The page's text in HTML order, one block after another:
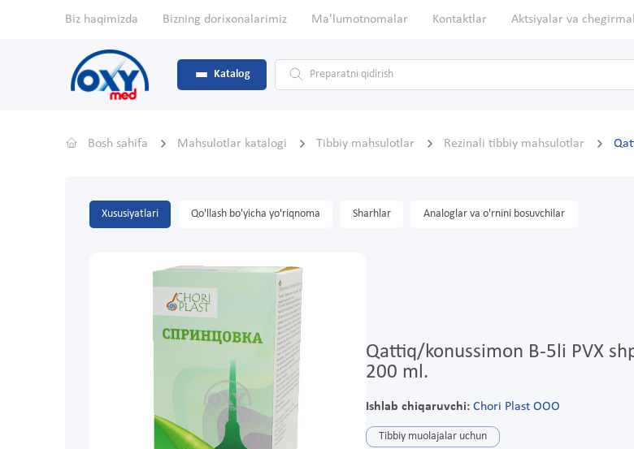
Biz haqimizda Bizning dorixonalarimiz Ma'lumotnomalar Kontaktlar Aktsiyalar va
Katalog
Bosh sahifa Mahsulotlar katalogi Tibbiy mahsulotlar Rezinali tibbiy mahsulotlar
Xususiyatlari Qo'llash bo'yicha yo'riqnoma Sharhlar Analoglar va o'rnini bosuvchilar
Qattiq/konussimon B-5li PVX
200 ml.
Ishlab chiqaruvchi: Chori Plast OOO
Tibbiy muolajalar uchun